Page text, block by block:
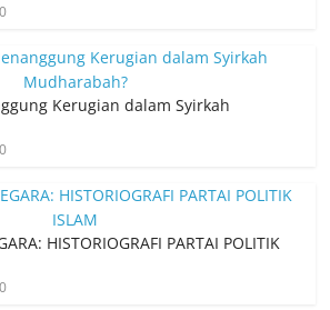
0
Kerugian dalam Syirkah
0
HISTORIOGRAFI PARTAI POLITIK
0